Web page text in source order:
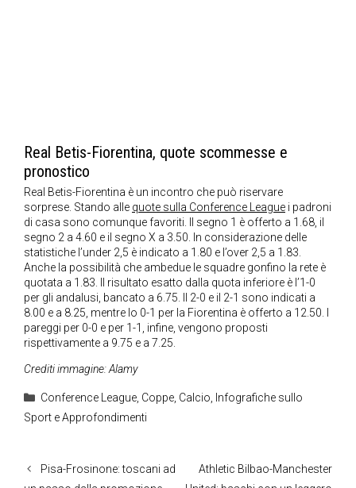
Real Betis-Fiorentina, quote scommesse e
pronostico
Real Betis-Fiorentina è un incontro che può riservare
sorprese. Stando alle quote sulla Conference League i padroni
di casa sono comunque favoriti. Il segno 1 è offerto a 1.68, il
segno 2 a 4.60 e il segno X a 3.50. In considerazione delle
statistiche l’under 2,5 è indicato a 1.80 e l’over 2,5 a 1.83.
Anche la possibilità che ambedue le squadre gonfino la rete è
quotata a 1.83. Il risultato esatto dalla quota inferiore è l’1-0
per gli andalusi, bancato a 6.75. Il 2-0 e il 2-1 sono indicati a
8.00 e a 8.25, mentre lo 0-1 per la Fiorentina è offerto a 12.50. I
pareggi per 0-0 e per 1-1, infine, vengono proposti
rispettivamente a 9.75 e a 7.25.
Crediti immagine: Alamy
Categorie
Conference League, Coppe, Calcio, Infografiche sullo
Sport e Approfondimenti
Pisa-Frosinone: toscani ad
Athletic Bilbao-Manchester